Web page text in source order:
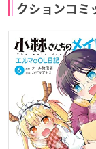
クションコミ